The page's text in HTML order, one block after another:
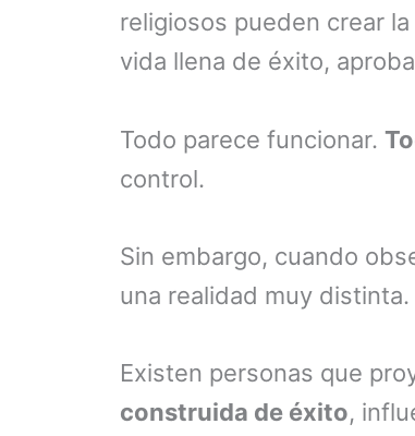
religiosos pueden crear
vida llena de éxito,
Todo parece funcionar.
control.
Sin embargo, cuando
una realidad muy distinta.
Existen personas que
construida de éxito,